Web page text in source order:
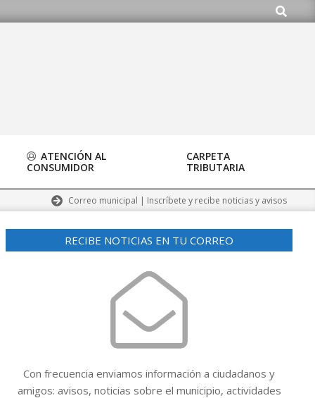
Buscar
ATENCIÓN AL
CONSUMIDOR
CARPETA
TRIBUTARIA
Correo municipal | Inscríbete y recibe noticias y avisos
RECIBE NOTICIAS EN TU CORREO
Con frecuencia enviamos información a ciudadanos y
amigos: avisos, noticias sobre el municipio, actividades